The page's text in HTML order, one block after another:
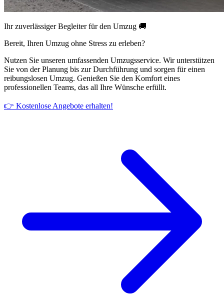
Ihr zuverlässiger Begleiter für den Umzug 🚚
Bereit, Ihren Umzug ohne Stress zu erleben?
Nutzen Sie unseren umfassenden Umzugsservice. Wir unterstützen
Sie von der Planung bis zur Durchführung und sorgen für einen
reibungslosen Umzug. Genießen Sie den Komfort eines
professionellen Teams, das all Ihre Wünsche erfüllt.
👉 Kostenlose Angebote erhalten!